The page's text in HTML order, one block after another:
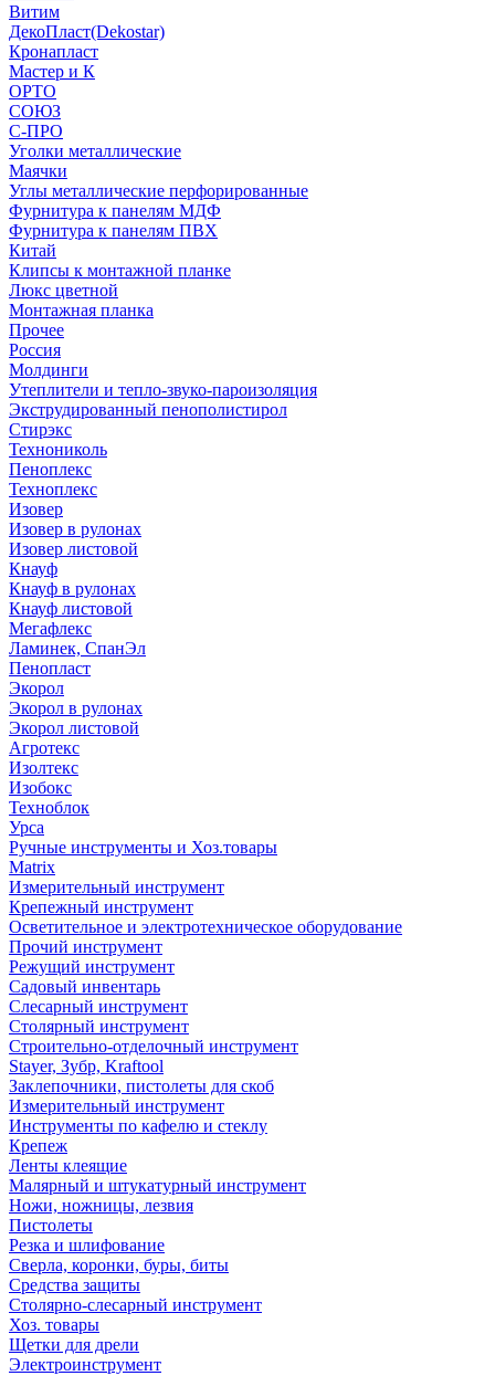
Витим
ДекоПласт(Dekostar)
Кронапласт
Мастер и К
ОРТО
СОЮЗ
С-ПРО
Уголки металлические
Маячки
Углы металлические перфорированные
Фурнитура к панелям МДФ
Фурнитура к панелям ПВХ
Китай
Клипсы к монтажной планке
Люкс цветной
Монтажная планка
Прочее
Россия
Молдинги
Утеплители и тепло-звуко-пароизоляция
Экструдированный пенополистирол
Стирэкс
Технониколь
Пеноплекс
Техноплекс
Изовер
Изовер в рулонах
Изовер листовой
Кнауф
Кнауф в рулонах
Кнауф листовой
Мегафлекс
Ламинек, СпанЭл
Пенопласт
Экорол
Экорол в рулонах
Экорол листовой
Агротекс
Изолтекс
Изобокс
Техноблок
Урса
Ручные инструменты и Хоз.товары
Matrix
Измерительный инструмент
Крепежный инструмент
Осветительное и электротехническое оборудование
Прочий инструмент
Режущий инструмент
Садовый инвентарь
Слесарный инструмент
Столярный инструмент
Строительно-отделочный инструмент
Stayer, Зубр, Kraftool
Заклепочники, пистолеты для скоб
Измерительный инструмент
Инструменты по кафелю и стеклу
Крепеж
Ленты клеящие
Малярный и штукатурный инструмент
Ножи, ножницы, лезвия
Пистолеты
Резка и шлифование
Сверла, коронки, буры, биты
Средства защиты
Столярно-слесарный инструмент
Хоз. товары
Щетки для дрели
Электроинструмент